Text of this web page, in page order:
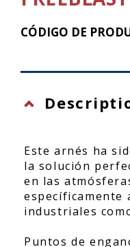
CÓDIGO DE
Este arnés ha
la solución
en las
específicamente
industriales
Puntos de